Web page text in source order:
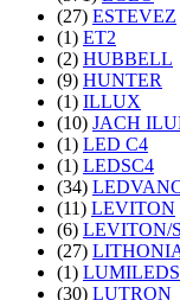
(27) ESTEVEZ
(1) ET2
(2) HUBBELL
(9) HUNTER
(1) ILLUX
(10) JACH
(1) LED C4
(1) LEDSC4
(34)
(11) LEVITON
(6) LEVITON/
(27)
(1) LUMILEDS
(30) LUTRON